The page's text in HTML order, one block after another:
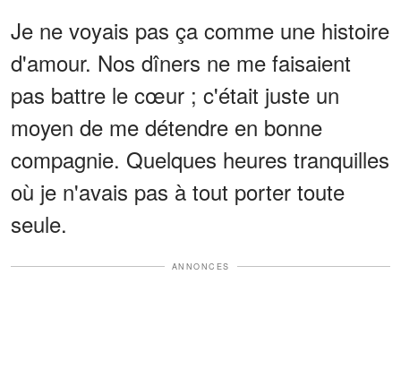
Je ne voyais pas ça comme une histoire
d'amour. Nos dîners ne me faisaient
pas battre le cœur ; c'était juste un
moyen de me détendre en bonne
compagnie. Quelques heures tranquilles
où je n'avais pas à tout porter toute
seule.
ANNONCES